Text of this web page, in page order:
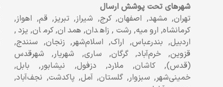
شهرهای تحت پوشش ارسال
تهران, مشهد, اصفهان, کرج, شیراز, تبریز, قم, اهواز,
کرمانشاه, ارومیه, رشت, زاهدان, همدان, کرمان, یزد,
اردبیل, بندرعباس, اراک, اسلام‌شهر, زنجان, سنندج,
قزوین, خرم‌آباد, گرگان, ساری, شهریار, شهرقدس
(قدس), کاشان, ملارد, دزفول, نیشابور, بابل,
خمینی‌شهر, سبزوار, گلستان, آمل, پاکدشت, نجف‌آباد,